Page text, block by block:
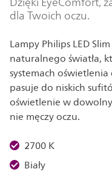
dla Twoich oczu.
Lampy Philips LED
naturalnego światła,
systemach oświetlenia
pasuje do niskich
oświetlenie w
nie męczy oczu.
2700 K
Biały